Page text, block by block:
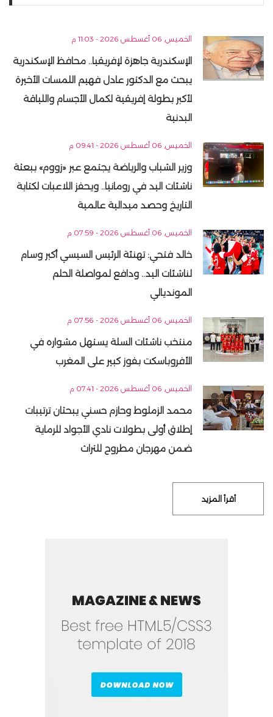
الخميس, 06 أغسطس 2026 - 11:03 م
الإسكندرية جاهزة لإفريقيا.. محافظ الإسكندرية
يبحث مع الدكتور عادل فهيم اللمسات الأخيرة
لأكبر بطولة إفريقية لكمال الأجسام واللياقة
البدنية
الخميس, 06 أغسطس 2026 - 09:41 م
وزير الشباب والرياضة يجتمع عبر «زووم» ببعثة
ناشئات اليد في رومانيا.. ويحفز اللاعبات لكتابة
التاريخ وحصد ميدالية عالمية
الخميس, 06 أغسطس 2026 - 07:59 م
خالد فتحي: تهنئة الرئيس السيسي أكبر وسام
لناشئات اليد.. ودافع لمواصلة الحلم
المونديالي
الخميس, 06 أغسطس 2026 - 07:56 م
منتخب ناشئات السلة يستهل مشواره في
الأفروباسكت بفوز كبير على المغرب
الخميس, 06 أغسطس 2026 - 07:41 م
محمد الزملوط وحازم حسني يبحثان ترتيبات
إطلاق أولى بطولات نادي الأجواد للرماية
ضمن مهرجان مطروح للتراث
أقرأ المزيد